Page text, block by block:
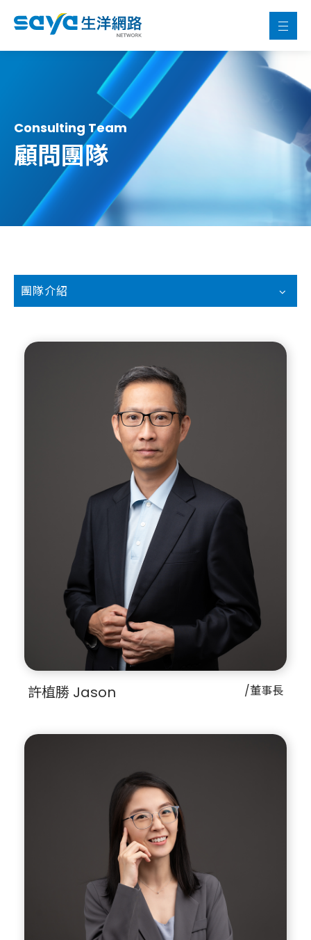
Consulting Team
顧問團隊
團隊介紹
許植勝 Jason /董事長